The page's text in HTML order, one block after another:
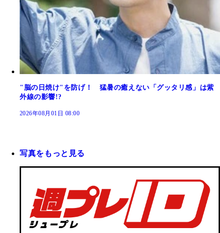
"脳の日焼け"を防げ！ 猛暑の癒えない「グッタリ感」は紫
外線の影響!?
2026年08月01日 08:00
写真をもっと見る